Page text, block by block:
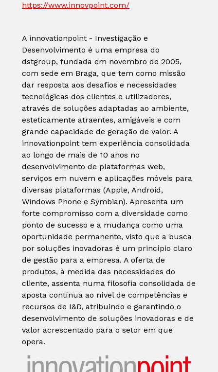
https://www.innovpoint.com/
A innovationpoint - Investigação e
Desenvolvimento é uma empresa do
dstgroup, fundada em novembro de 2005,
com sede em Braga, que tem como missão
dar resposta aos desafios e necessidades
tecnológicas dos clientes e utilizadores,
através de soluções adaptadas ao ambiente,
esteticamente atraentes, amigáveis e com
grande capacidade de geração de valor. A
innovationpoint tem experiência consolidada
ao longo de mais de 10 anos no
desenvolvimento de plataformas web,
serviços em nuvem e aplicações móveis para
diversas plataformas (Apple, Android,
Windows Phone e Symbian). Apresenta um
forte compromisso com a diversidade como
ponto de sucesso e a mudança como uma
oportunidade permanente, visto que a busca
por soluções inovadoras é um princípio claro
de gestão para a empresa. A oferta de
produtos, à medida das necessidades do
cliente, assenta numa filosofia consolidada de
aposta contínua ao nível de competências e
recursos de I&D, atribuindo e garantindo o
desenvolvimento de soluções inovadoras e de
valor acrescentado para o setor em que
opera.